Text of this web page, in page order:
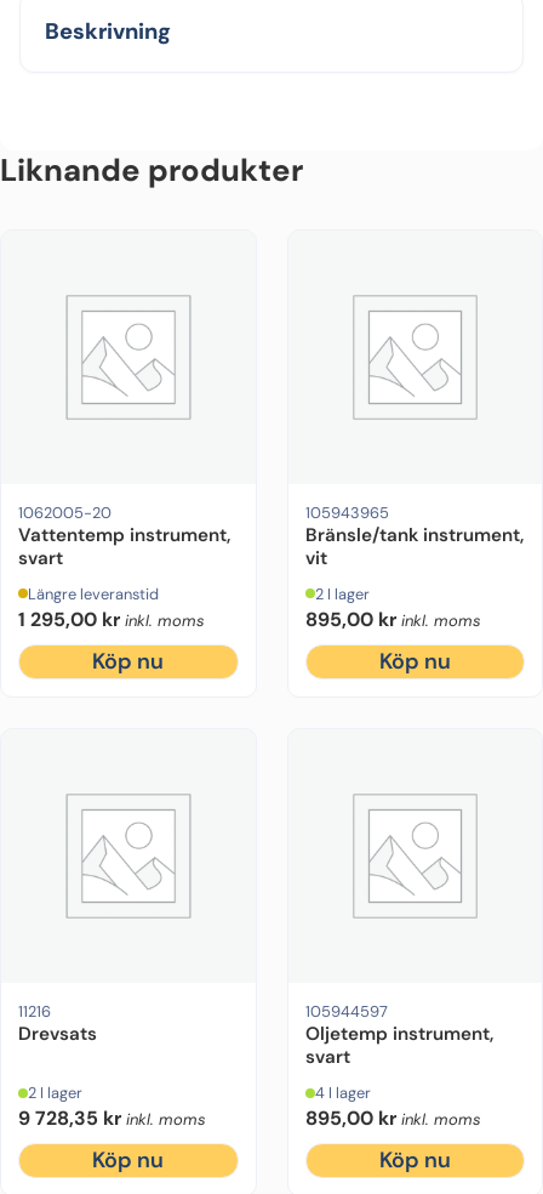
Beskrivning
Liknande produkter
1062005-20
Vattentemp instrument,
svart
Längre leveranstid
1 295,00 kr inkl. moms
Köp nu
105943965
Bränsle/tank instrument,
vit
2 I lager
895,00 kr inkl. moms
Köp nu
11216
Drevsats
2 I lager
9 728,35 kr inkl. moms
Köp nu
105944597
Oljetemp instrument,
svart
4 I lager
895,00 kr inkl. moms
Köp nu